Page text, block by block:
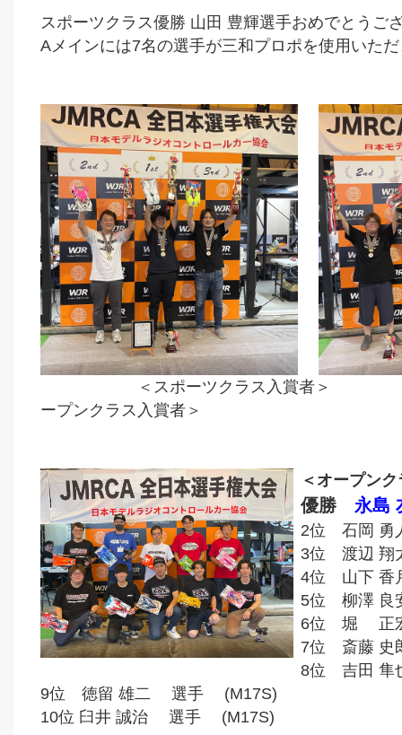
スポーツクラス優勝 山田 豊輝選手おめでとうご
Aメインには7名の選手が三和プロポを使用いた
＜スポーツクラス入
ープンクラス入賞者＞
＜オープン
優勝 永
2位 石岡
3位 渡辺
4位 山下
5位 柳澤
6位 堀 正
7位 斎藤
8位 吉田 隼
9位 徳留 雄二 選手 (M17S)
10位 臼井 誠治 選手 (M17S)